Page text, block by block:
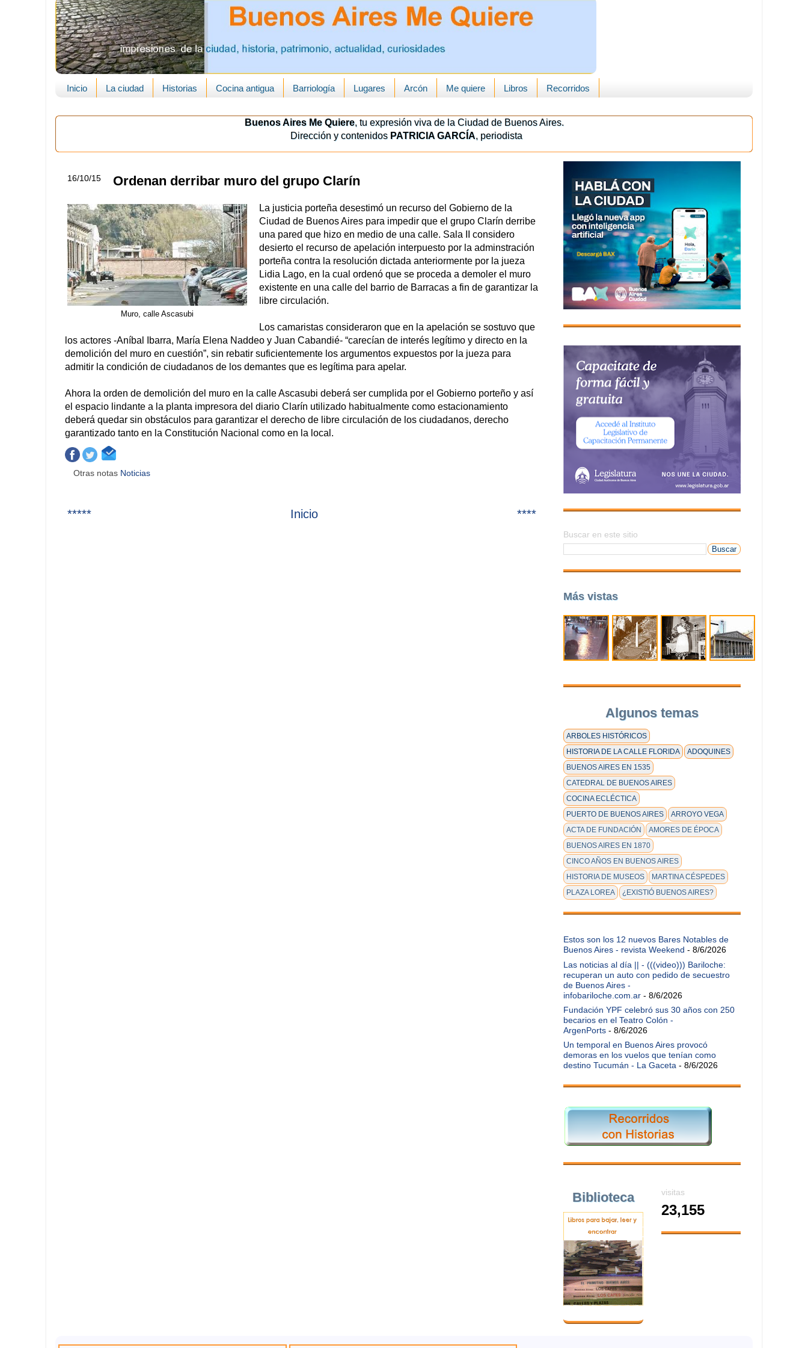
Inicio La ciudad Historias Cocina antigua Barriología Lugares Arcón Me quiere Libros Recorridos
Buenos Aires Me Quiere, tu expresión viva de la Ciudad de Buenos Aires.
Dirección y contenidos PATRICIA GARCÍA, periodista
16/10/15 Ordenan derribar muro del grupo Clarín
Muro, calle Ascasubi
La justicia porteña desestimó un recurso del Gobierno de la
Ciudad de Buenos Aires para impedir que el grupo Clarín derribe
una pared que hizo en medio de una calle. Sala II considero
desierto el recurso de apelación interpuesto por la adminstración
porteña contra la resolución dictada anteriormente por la jueza
Lidia Lago, en la cual ordenó que se proceda a demoler el muro
existente en una calle del barrio de Barracas a fin de garantizar la
libre circulación.
Los camaristas consideraron que en la apelación se sostuvo que
los actores -Aníbal Ibarra, María Elena Naddeo y Juan Cabandié- “carecían de interés legítimo y directo en la
demolición del muro en cuestión”, sin rebatir suficientemente los argumentos expuestos por la jueza para
admitir la condición de ciudadanos de los demantes que es legítima para apelar.
Ahora la orden de demolición del muro en la calle Ascasubi deberá ser cumplida por el Gobierno porteño y así
el espacio lindante a la planta impresora del diario Clarín utilizado habitualmente como estacionamiento
deberá quedar sin obstáculos para garantizar el derecho de libre circulación de los ciudadanos, derecho
garantizado tanto en la Constitución Nacional como en la local.
Otras notas Noticias
***** ****
Inicio
Buscar en este sitio
Más vistas
Algunos temas
ARBOLES HISTÓRICOS
HISTORIA DE LA CALLE FLORIDA
ADOQUINES
BUENOS AIRES EN 1535
CATEDRAL DE BUENOS AIRES
COCINA ECLÉCTICA
PUERTO DE BUENOS AIRES
ARROYO VEGA
ACTA DE FUNDACIÓN
AMORES DE ÉPOCA
BUENOS AIRES EN 1870
CINCO AÑOS EN BUENOS AIRES
HISTORIA DE MUSEOS
MARTINA CÉSPEDES
PLAZA LOREA
¿EXISTIÓ BUENOS AIRES?
Estos son los 12 nuevos Bares Notables de
Buenos Aires - revista Weekend - 8/6/2026
Las noticias al día || - (((video))) Bariloche:
recuperan un auto con pedido de secuestro
de Buenos Aires -
infobariloche.com.ar - 8/6/2026
Fundación YPF celebró sus 30 años con 250
becarios en el Teatro Colón -
ArgenPorts - 8/6/2026
Un temporal en Buenos Aires provocó
demoras en los vuelos que tenían como
destino Tucumán - La Gaceta - 8/6/2026
Biblioteca visitas
23,155